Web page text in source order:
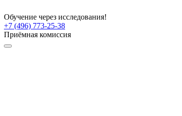
Обучение через исследования!
+7 (496) 773-25-38
Приёмная комиссия